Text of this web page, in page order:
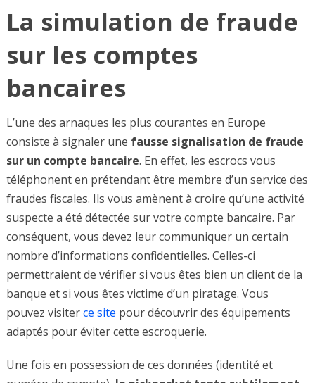
La simulation de fraude
sur les comptes
bancaires
L’une des arnaques les plus courantes en Europe
consiste à signaler une fausse signalisation de fraude
sur un compte bancaire. En effet, les escrocs vous
téléphonent en prétendant être membre d’un service des
fraudes fiscales. Ils vous amènent à croire qu’une activité
suspecte a été détectée sur votre compte bancaire. Par
conséquent, vous devez leur communiquer un certain
nombre d’informations confidentielles. Celles-ci
permettraient de vérifier si vous êtes bien un client de la
banque et si vous êtes victime d’un piratage. Vous
pouvez visiterce site pour découvrir des équipements
adaptés pour éviter cette escroquerie.
Une fois en possession de ces données (identité et